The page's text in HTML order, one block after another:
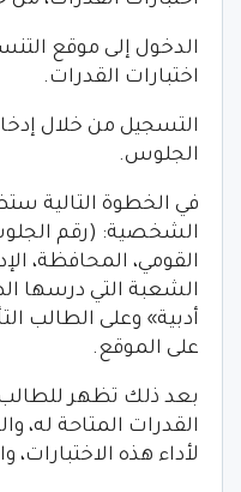
الدخول إلى موقع
اختبارات القدرات.
التسجيل من خلال
الجلوس.
في الخطوة التالية
الشخصية: (رقم
القومي، المحافظة،
الشعبة التي درسها
أدبية» وعلى الطالب
على الموقع.
بعد ذلك تظهر للطالب
القدرات المتاحة له،
لأداء هذه الاختبارات،